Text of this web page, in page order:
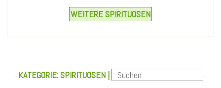
WEITERE SPIRITUOSEN
KATEGORIE: SPIRITUOSEN |